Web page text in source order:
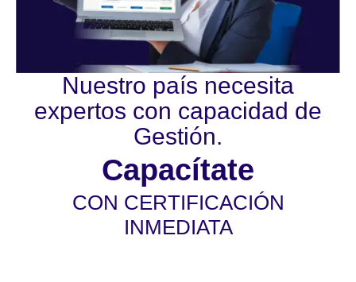
Nuestro país necesita
expertos con capacidad de
Gestión.
Capacítate
CON CERTIFICACIÓN
INMEDIATA